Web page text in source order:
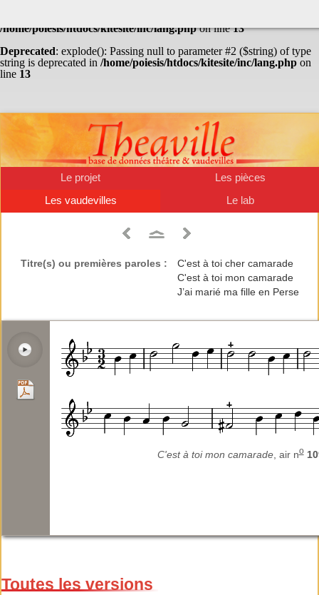
/home/poiesis/htdocs/kitesite/inc/lang.phpon line13
Deprecated: explode(): Passing null to parameter #2 ($string) of type
string is deprecated in /home/poiesis/htdocs/kitesite/inc/lang.php on
line 13
Le projet
Les pièces
Les vaudevilles
Le lab
Titre(s) ou premières paroles :
C'est à toi cher camarade
C'est à toi mon camarade
J’ai marié ma fille en Perse
C'est à toi mon camarade, air no
Toutes les versions